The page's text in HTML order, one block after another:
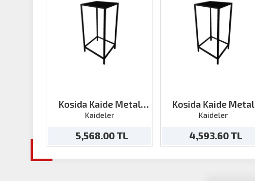
Kosida Kaide Metal
50cmx h:70
Kaideler
5,568.00 TL
Kosida Kaide Metal
40cmx h:70
Kaideler
4,593.60 TL